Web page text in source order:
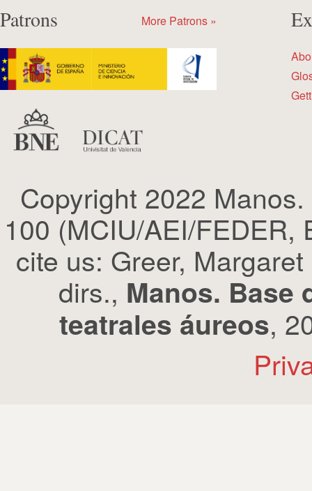
Patrons More Patrons »
Copyright 2022
100 (MCIU/AEI/
cite us: Greer,
dirs., Manos. Base
teatrales áureos,